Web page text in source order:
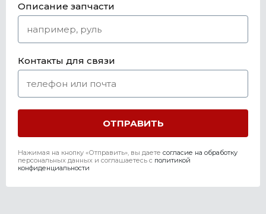
Описание запчасти
Контакты для связи
Нажимая на кнопку «Отправить», вы даете согласие на обработку
персональных данных и соглашаетесь c политикой
конфиденциальности